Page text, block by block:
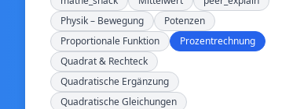
Physik – Bewegung
Potenzen
Proportionale Funktion
Prozentrechnung
Quadrat & Rechteck
Quadratische Ergänzung
Quadratische Gleichungen